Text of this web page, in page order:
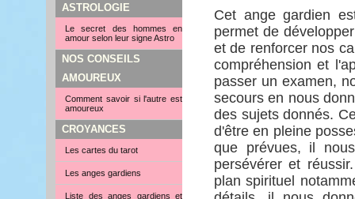
ASTROLOGIE
Le secret des hommes en
amour selon leur signe Astro
NOS CONSEILS
AMOUREUX
Comment savoir si l'autre est
amoureux
CROYANCES
Les cartes du tarot
Les anges gardiens
Liste des anges gardiens et
Cet ange gardien
permet de
et de renforcer nos
compréhension et
passer un examen,
secours en nous
des sujets donnés.
d'être en pleine
que prévues, il
persévérer et
plan spirituel